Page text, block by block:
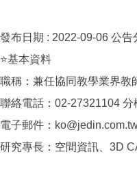
發布日期 : 2022-09-06 公告
⭐基本資料
職稱：兼任協同教學業界教
聯絡電話：02-27321104
電子郵件：
研究專長：空間資訊、3D